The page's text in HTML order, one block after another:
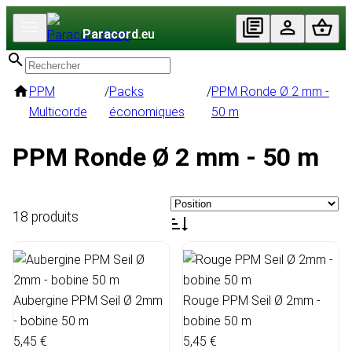
Paracord.eu
PPM
Multicorde
/Packs
économiques
/PPM Ronde Ø 2 mm -
50 m
PPM Ronde Ø 2 mm - 50 m
18 produits
Aubergine PPM Seil Ø 2mm
- bobine 50 m
5,45 €
Rouge PPM Seil Ø 2mm -
bobine 50 m
5,45 €